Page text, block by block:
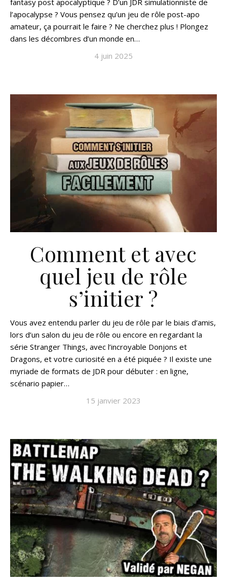
fantasy post apocalyptique ? D’un JDR simulationniste de
l’apocalypse ? Vous pensez qu’un jeu de rôle post-apo
amateur, ça pourrait le faire ? Ne cherchez plus ! Plongez
dans les décombres d’un monde en…
4 juin 2025
Comment et avec
quel jeu de rôle
s’initier ?
Vous avez entendu parler du jeu de rôle par le biais d’amis,
lors d’un salon du jeu de rôle ou encore en regardant la
série Stranger Things, avec l’incroyable Donjons et
Dragons, et votre curiosité en a été piquée ? Il existe une
myriade de formats de JDR pour débuter : en ligne,
scénario papier…
15 janvier 2023